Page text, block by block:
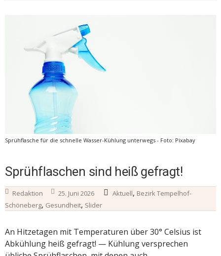
Sprühflasche für die schnelle Wasser-Kühlung unterwegs - Foto: Pixabay
Sprühflaschen sind heiß gefragt!
Redaktion 25. Juni 2026 Aktuell, Bezirk Tempelhof-
Schöneberg, Gesundheit, Slider
An Hitzetagen mit Temperaturen über 30° Celsius ist
Abkühlung heiß gefragt! — Kühlung versprechen